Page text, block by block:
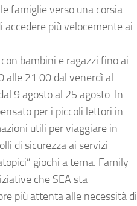
famiglie verso una corsia
più velocemente ai
bambini e ragazzi fino ai
alle 21.00 dal venerdì al
9 agosto al 25 agosto. In
per i piccoli lettori in
utili per viaggiare in
di sicurezza ai servizi
giochi a tema. Family
che SEA sta
più attenta alle necessità di